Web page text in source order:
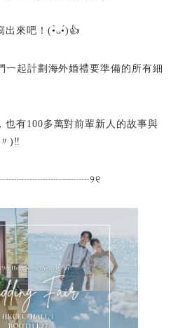
出來吧！(•̀ᴗ•́)👍
一起計劃海外婚禮要準備的所有細
也有100多萬對前輩新人的故事與
)‼